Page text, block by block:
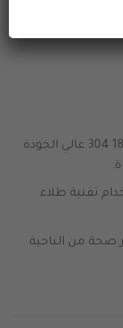
مصنوع من الفولاذ المقاوم للصدأ 18/10 304 عالي الجودة
تقنية طلاء
صحة من الناحية